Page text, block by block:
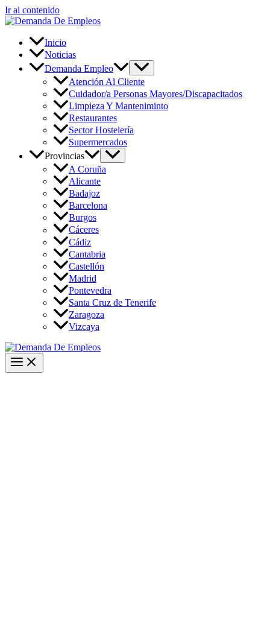
Ir al contenido
Inicio
Noticias
Demanda Empleo
Atención Al Cliente
Cuidador/a Personas Mayores/Discapacitados
Limpieza Y Manteniminto
Restaurantes
Sector Hostelería
Supermercados
Provincias
A Coruña
Alicante
Badajoz
Barcelona
Burgos
Cáceres
Cádiz
Cantabria
Castellón
Madrid
Pontevedra
Santa Cruz de Tenerife
Zaragoza
Vizcaya